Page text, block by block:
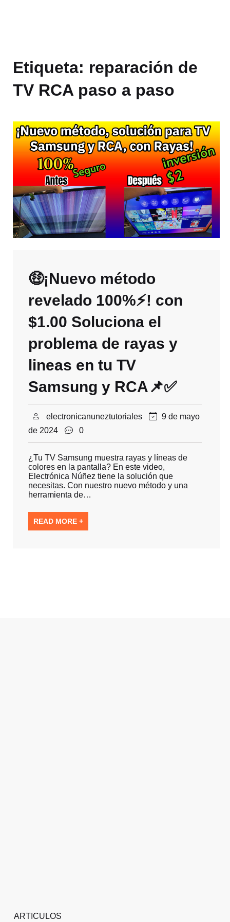
Etiqueta: reparación de
TV RCA paso a paso
🤑¡Nuevo método
revelado 100%⚡! con
$1.00 Soluciona el
problema de rayas y
lineas en tu TV
Samsung y RCA📌✅
electronicanuneztutoriales
9 de mayo
de 2024
0
¿Tu TV Samsung muestra rayas y líneas de
colores en la pantalla? En este video,
Electrónica Núñez tiene la solución que
necesitas. Con nuestro nuevo método y una
herramienta de…
READ MORE +
ARTICULOS